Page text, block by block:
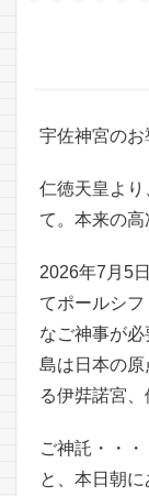
宇佐神宮の
仁徳天皇よ
て。本来の
2026年7月5
てポールシ
なご神事が
島は日本の
る伊弉諾宮、
ご神託・・・
と、本日朝